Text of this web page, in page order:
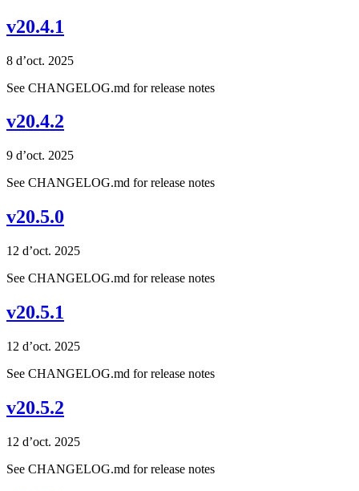
v20.4.1
8 d’oct. 2025
See CHANGELOG.md for release notes
v20.4.2
9 d’oct. 2025
See CHANGELOG.md for release notes
v20.5.0
12 d’oct. 2025
See CHANGELOG.md for release notes
v20.5.1
12 d’oct. 2025
See CHANGELOG.md for release notes
v20.5.2
12 d’oct. 2025
See CHANGELOG.md for release notes